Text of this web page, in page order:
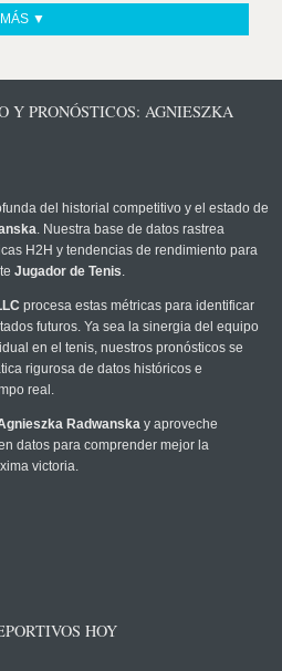
MÁS ▼
PRONÓSTICOS: AGNIESZKA
del historial competitivo y el estado de
. Nuestra base de datos rastrea
H2H y tendencias de rendimiento para
Jugador de Tenis.
procesa estas métricas para identificar
futuros. Ya sea la sinergia del equipo
en el tenis, nuestros pronósticos se
rigurosa de datos históricos e
real.
Radwanskay aproveche
datos para comprender mejor la
victoria.
HOY